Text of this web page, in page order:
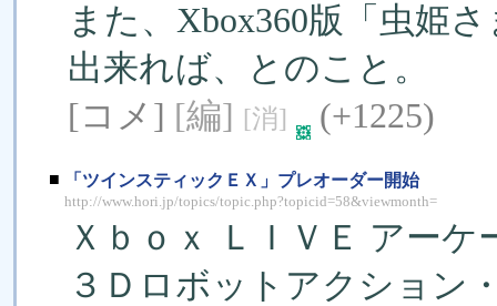
また、Xbox360版「虫姫
出来れば、とのこと。
[コメ] [編] [消] (+1225)
■ 「ツインスティックＥＸ」プレオーダー開始
http://www.hori.jp/topics/topic.php?topicid=58&viewmonth=
Ｘｂｏｘ ＬＩＶＥ アーケ
３Ｄロボットアクショ